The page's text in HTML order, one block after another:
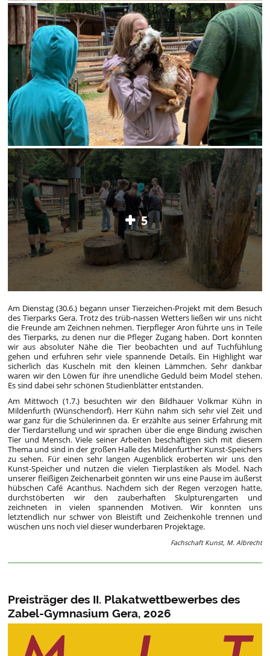
5
Am Dienstag (30.6.) begann unser Tierzeichen-Projekt mit dem Besuch
des Tierparks Gera. Trotz des trüb-nassen Wetters ließen wir uns nicht
die Freunde am Zeichnen nehmen. Tierpfleger Aron führte uns in Teile
des Tierparks, zu denen nur die Pfleger Zugang haben. Dort konnten
wir aus absoluter Nähe die Tier beobachten und auf Tuchfühlung
gehen und erfuhren sehr viele spannende Details. Ein Highlight war
sicherlich das Kuscheln mit den kleinen Lämmchen. Sehr dankbar
waren wir den Löwen für ihre unendliche Geduld beim Model stehen.
Es sind dabei sehr schönen Studienblätter entstanden.
Am Mittwoch (1.7.) besuchten wir den Bildhauer Volkmar Kühn in
Mildenfurth (Wünschendorf). Herr Kühn nahm sich sehr viel Zeit und
war ganz für die Schülerinnen da. Er erzählte aus seiner Erfahrung mit
der Tierdarstellung und wir sprachen über die enge Bindung zwischen
Tier und Mensch. Viele seiner Arbeiten beschäftigen sich mit diesem
Thema und sind in der großen Halle des Mildenfurther Kunst-Speichers
zu sehen. Für einen sehr langen Augenblick eroberten wir uns den
Kunst-Speicher und nutzen die vielen Tierplastiken als Model. Nach
unserer fleißigen Zeichenarbeit gönnten wir uns eine Pause im äußerst
hübschen Café Acanthus. Nachdem sich der Regen verzogen hatte,
durchstöberten wir den zauberhaften Skulpturengarten und
zeichneten in vielen spannenden Motiven. Wir konnten uns
letztendlich nur schwer von Bleistift und Zeichenkohle trennen und
wüschen uns noch viel dieser wunderbaren Projektage.
Fachschaft Kunst, M. Albrecht
Preisträger des II. Plakatwettbewerbes des
Zabel-Gymnasium Gera, 2026